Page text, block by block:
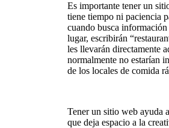
Es importante tener un
tiene tiempo ni paciencia
cuando busca
lugar, escribirán
les llevarán directamente
normalmente no estarían
de los locales de comida
Tener un sitio web ayuda
que deja espacio a la